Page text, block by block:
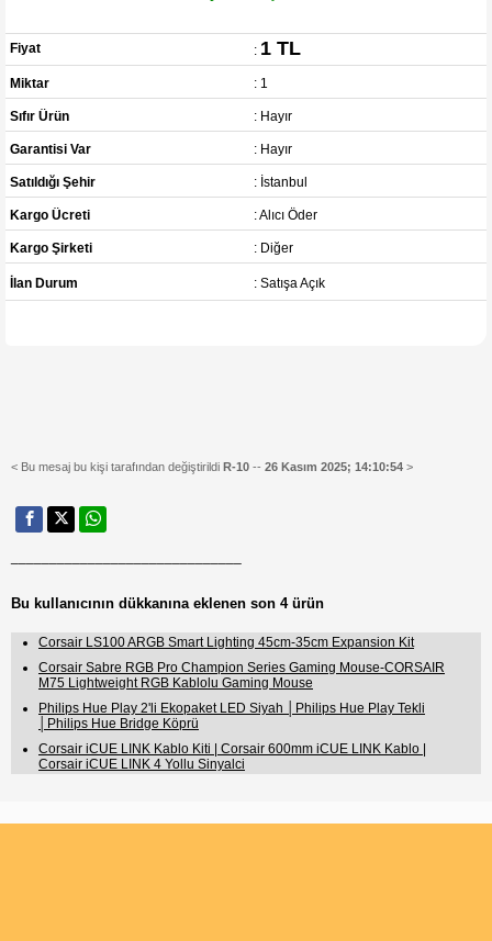
Fiyat : 1 TL
Miktar : 1
Sıfır Ürün : Hayır
Garantisi Var : Hayır
Satıldığı Şehir : İstanbul
Kargo Ücreti : Alıcı Öder
Kargo Şirketi : Diğer
İlan Durum : Satışa Açık
< Bu mesaj bu kişi tarafından değiştirildi R-10 -- 26 Kasım 2025; 14:10:54 >
Bu kullanıcının dükkanına eklenen son 4 ürün
Corsair LS100 ARGB Smart Lighting 45cm-35cm Expansion Kit
Corsair Sabre RGB Pro Champion Series Gaming Mouse-CORSAIR
M75 Lightweight RGB Kablolu Gaming Mouse
Philips Hue Play 2'li Ekopaket LED Siyah │Philips Hue Play Tekli
│Philips Hue Bridge Köprü
Corsair iCUE LINK Kablo Kiti | Corsair 600mm iCUE LINK Kablo |
Corsair iCUE LINK 4 Yollu Sinyalci